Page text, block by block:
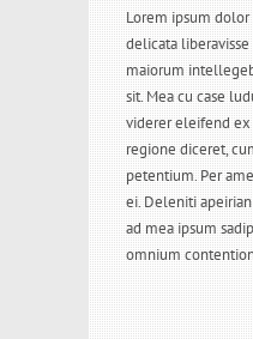
Lorem ipsum
delicata
maiorum
sit. Mea cu case
viderer eleifend ex
regione diceret,
petentium. Per
ei. Deleniti
ad mea ipsum
omnium